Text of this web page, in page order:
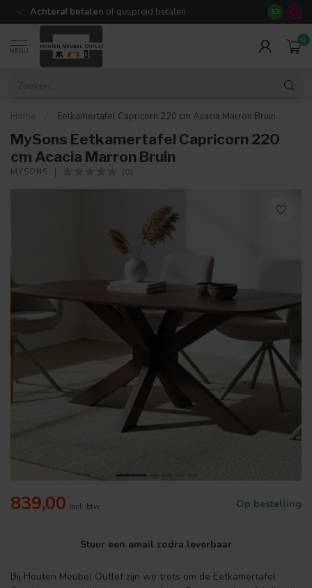
Achteraf betalen of gespreid betalen 14 dagen
9.3
MENU
0
Home Eetkamertafel Capricorn 220 cm Acacia Marron Bruin
MySons Eetkamertafel Capricorn 220
cm Acacia Marron Bruin
MYSONS (0)
839,00 Incl. btw Op bestelling
Stuur een email zodra leverbaar
Bij Houten Meubel Outlet zijn we trots om de Eetkamertafel